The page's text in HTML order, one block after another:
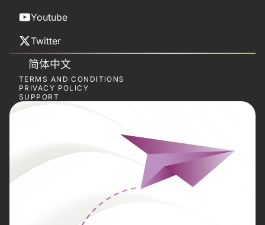
Youtube
Twitter
简体中文
TERMS AND CONDITIONS
PRIVACY POLICY
SUPPORT